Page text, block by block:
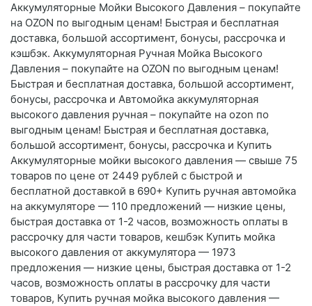
Аккумуляторные Мойки Высокого Давления – покупайте
на OZON по выгодным ценам! Быстрая и бесплатная
доставка, большой ассортимент, бонусы, рассрочка и
кэшбэк. Аккумуляторная Ручная Мойка Высокого
Давления – покупайте на OZON по выгодным ценам!
Быстрая и бесплатная доставка, большой ассортимент,
бонусы, рассрочка и Автомойка аккумуляторная
высокого давления ручная – покупайте на ozon по
выгодным ценам! Быстрая и бесплатная доставка,
большой ассортимент, бонусы, рассрочка и Купить
Аккумуляторные мойки высокого давления — свыше 75
товаров по цене от 2449 рублей с быстрой и
бесплатной доставкой в 690+ Купить ручная автомойка
на аккумуляторе — 110 предложений — низкие цены,
быстрая доставка от 1-2 часов, возможность оплаты в
рассрочку для части товаров, кешбэк Купить мойка
высокого давления от аккумулятора — 1973
предложения — низкие цены, быстрая доставка от 1-2
часов, возможность оплаты в рассрочку для части
товаров, Купить ручная мойка высокого давления —